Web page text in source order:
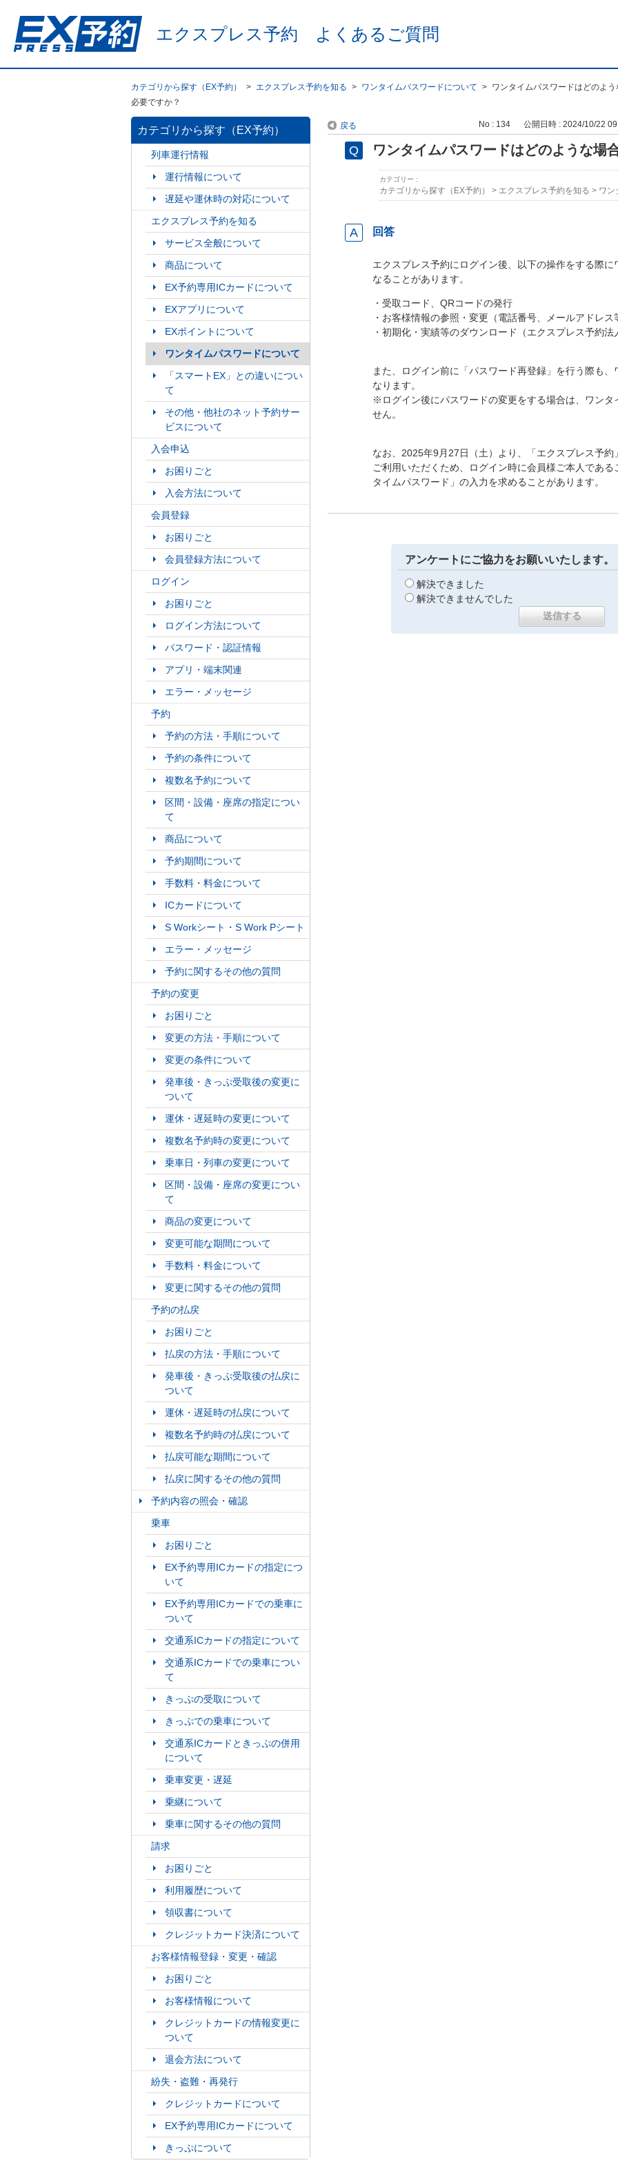
エクスプレス予約 よくあるご質問
カテゴリから探す（EX予約） > エクスプレス予約を知る > ワンタイムパスワードについて > ワンタイムパスワードはどのよう
必要ですか？
カテゴリから探す（EX予約）
列車運行情報
運行情報について
遅延や運休時の対応について
エクスプレス予約を知る
サービス全般について
商品について
EX予約専用ICカードについて
EXアプリについて
EXポイントについて
ワンタイムパスワードについて
「スマートEX」との違いについ
て
その他・他社のネット予約サー
ビスについて
入会申込
お困りごと
入会方法について
会員登録
お困りごと
会員登録方法について
ログイン
お困りごと
ログイン方法について
パスワード・認証情報
アプリ・端末関連
エラー・メッセージ
予約
予約の方法・手順について
予約の条件について
複数名予約について
区間・設備・座席の指定につい
て
商品について
予約期間について
手数料・料金について
ICカードについて
S Workシート・S Work Pシート
エラー・メッセージ
予約に関するその他の質問
予約の変更
お困りごと
変更の方法・手順について
変更の条件について
発車後・きっぷ受取後の変更に
ついて
運休・遅延時の変更について
複数名予約時の変更について
乗車日・列車の変更について
区間・設備・座席の変更につい
て
商品の変更について
変更可能な期間について
手数料・料金について
変更に関するその他の質問
予約の払戻
お困りごと
払戻の方法・手順について
発車後・きっぷ受取後の払戻に
ついて
運休・遅延時の払戻について
複数名予約時の払戻について
払戻可能な期間について
払戻に関するその他の質問
予約内容の照会・確認
乗車
お困りごと
EX予約専用ICカードの指定につ
いて
EX予約専用ICカードでの乗車に
ついて
交通系ICカードの指定について
交通系ICカードでの乗車につい
て
きっぷの受取について
きっぷでの乗車について
交通系ICカードときっぷの併用
について
乗車変更・遅延
乗継について
乗車に関するその他の質問
請求
お困りごと
利用履歴について
領収書について
クレジットカード決済について
お客様情報登録・変更・確認
お困りごと
お客様情報について
クレジットカードの情報変更に
ついて
退会方法について
紛失・盗難・再発行
クレジットカードについて
EX予約専用ICカードについて
きっぷについて
戻る No : 134 公開日時 : 2024/10/22
ワンタイムパスワードはどのような場
カテゴリー :
カテゴリから探す（EX予約） > エクスプレス予約を知る > ワン
回答
エクスプレス予約にログイン後、以下の操作をする際
なることがあります。
・受取コード、QRコードの発行
・お客様情報の参照・変更（電話番号、メールアドレス
・初期化・実績等のダウンロード（エクスプレス予約法
また、ログイン前に「パスワード再登録」を行う際も
なります。
※ログイン後にパスワードの変更をする場合は、ワンタ
せん。
なお、2025年9月27日（土）より、「エクスプレス予
ご利用いただくため、ログイン時に会員様ご本人であ
タイムパスワード」の入力を求めることがあります。
アンケートにご協力をお願いいたします。
解決できました
解決できませんでした